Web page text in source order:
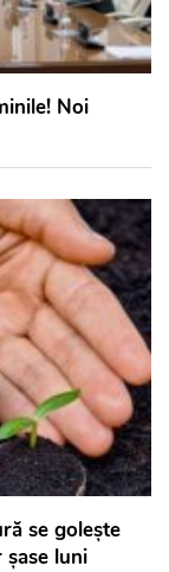
Noi
se golește
luni